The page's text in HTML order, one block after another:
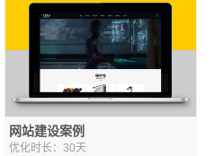
网站建设案例
优化时长：30天